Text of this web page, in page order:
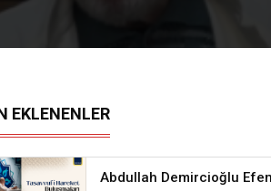
EKLENENLER
Abdullah Demircioğlu